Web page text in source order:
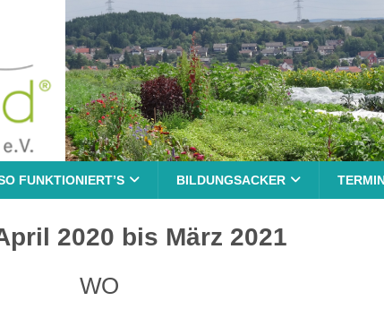
FUNKTIONIERT’S BILDUNGSACKER
2020 bis März 2021
WO